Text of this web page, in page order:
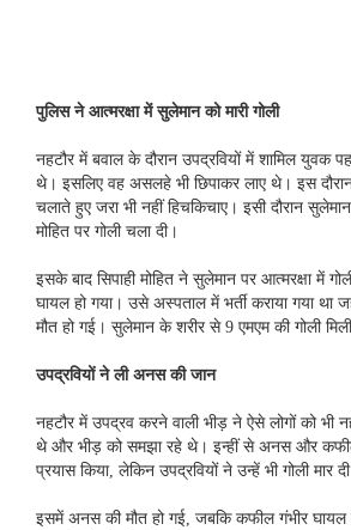
पुलिस ने आत्मरक्षा में सुलेमान को मारी गोली
नहटौर में बवाल के दौरान उपद्रवियों में शामिल युवक
थे। इसलिए वह असलहे भी छिपाकर लाए थे। इस
चलाते हुए जरा भी नहीं हिचकिचाए। इसी दौरान
मोहित पर गोली चला दी।
इसके बाद सिपाही मोहित ने सुलेमान पर आत्मरक्षा में
घायल हो गया। उसे अस्पताल में भर्ती कराया गया था
मौत हो गई। सुलेमान के शरीर से 9 एमएम की गोली
उपद्रवियों ने ली अनस की जान
नहटौर में उपद्रव करने वाली भीड़ ने ऐसे लोगों को भी
थे और भीड़ को समझा रहे थे। इन्हीं से अनस और
प्रयास किया, लेकिन उपद्रवियों ने उन्हें भी गोली मार
इसमें अनस की मौत हो गई, जबकि कफील गंभीर घायल